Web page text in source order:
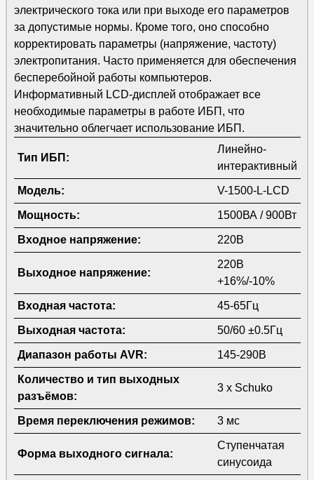
электрического тока или при выходе его параметров
за допустимые нормы. Кроме того, оно способно
корректировать параметры (напряжение, частоту)
электропитания. Часто применяется для обеспечения
бесперебойной работы компьютеров.
Информативный LCD-дисплей отображает все
необходимые параметры в работе ИБП, что
значительно облегчает использование ИБП.
Тип ИБП:
Линейно-
интерактивный
Модель: V-1500-L-LCD
Мощность: 1500ВА / 900Вт
Входное напряжение: 220В
Выходное напряжение:
220В
+16%/-10%
Входная частота: 45-65Гц
Выходная частота: 50/60 ±0.5Гц
Диапазон работы AVR: 145-290В
Количество и тип выходных
разъёмов:
3 х Schuko
Время переключения режимов: 3 мс
Форма выходного сигнала:
Ступенчатая
синусоида